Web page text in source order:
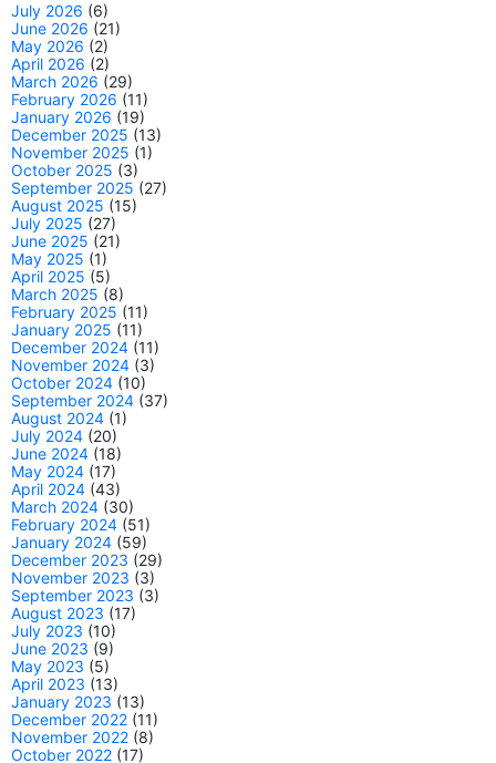
July 2026 (6)
June 2026 (21)
May 2026 (2)
April 2026 (2)
March 2026 (29)
February 2026 (11)
January 2026 (19)
December 2025 (13)
November 2025 (1)
October 2025 (3)
September 2025 (27)
August 2025 (15)
July 2025 (27)
June 2025 (21)
May 2025 (1)
April 2025 (5)
March 2025 (8)
February 2025 (11)
January 2025 (11)
December 2024 (11)
November 2024 (3)
October 2024 (10)
September 2024 (37)
August 2024 (1)
July 2024 (20)
June 2024 (18)
May 2024 (17)
April 2024 (43)
March 2024 (30)
February 2024 (51)
January 2024 (59)
December 2023 (29)
November 2023 (3)
September 2023 (3)
August 2023 (17)
July 2023 (10)
June 2023 (9)
May 2023 (5)
April 2023 (13)
January 2023 (13)
December 2022 (11)
November 2022 (8)
October 2022 (17)